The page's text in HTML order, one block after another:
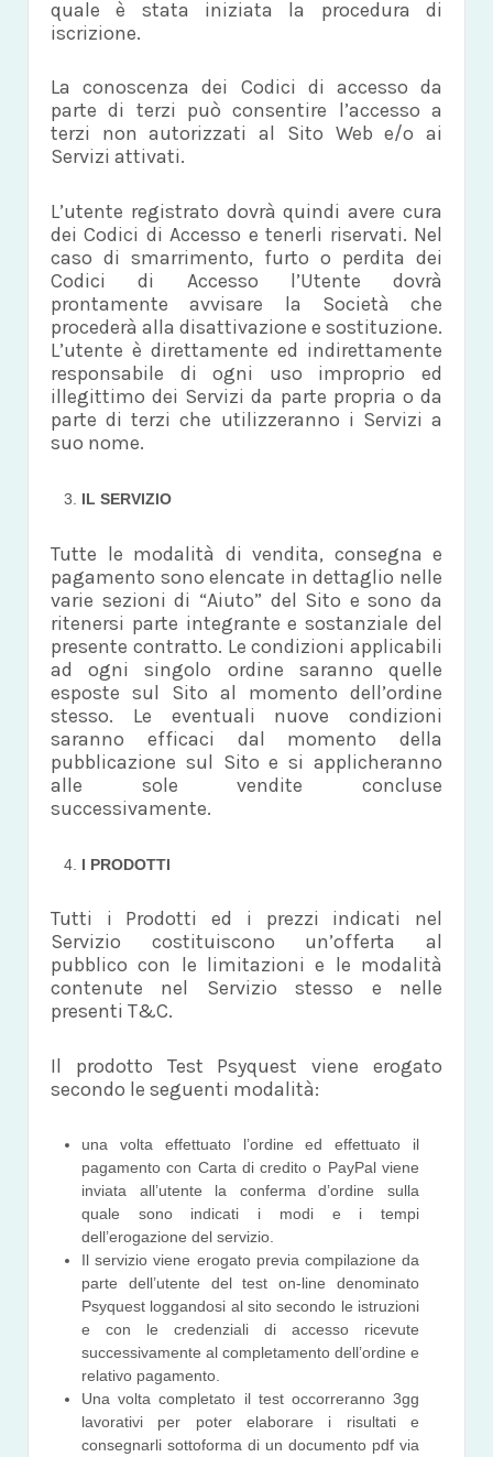
quale è stata iniziata la procedura di
iscrizione.
La conoscenza dei Codici di accesso da
parte di terzi può consentire l’accesso a
terzi non autorizzati al Sito Web e/o ai
Servizi attivati.
L’utente registrato dovrà quindi avere cura
dei Codici di Accesso e tenerli riservati. Nel
caso di smarrimento, furto o perdita dei
Codici di Accesso l’Utente dovrà
prontamente avvisare la Società che
procederà alla disattivazione e sostituzione.
L’utente è direttamente ed indirettamente
responsabile di ogni uso improprio ed
illegittimo dei Servizi da parte propria o da
parte di terzi che utilizzeranno i Servizi a
suo nome.
IL SERVIZIO
Tutte le modalità di vendita, consegna e
pagamento sono elencate in dettaglio nelle
varie sezioni di “Aiuto” del Sito e sono da
ritenersi parte integrante e sostanziale del
presente contratto. Le condizioni applicabili
ad ogni singolo ordine saranno quelle
esposte sul Sito al momento dell’ordine
stesso. Le eventuali nuove condizioni
saranno efficaci dal momento della
pubblicazione sul Sito e si applicheranno
alle sole vendite concluse
successivamente.
I PRODOTTI
Tutti i Prodotti ed i prezzi indicati nel
Servizio costituiscono un’offerta al
pubblico con le limitazioni e le modalità
contenute nel Servizio stesso e nelle
presenti T&C.
Il prodotto Test Psyquest viene erogato
secondo le seguenti modalità:
una volta effettuato l’ordine ed effettuato il
pagamento con Carta di credito o PayPal viene
inviata all’utente la conferma d’ordine sulla
quale sono indicati i modi e i tempi
dell’erogazione del servizio.
Il servizio viene erogato previa compilazione da
parte dell’utente del test on-line denominato
Psyquest loggandosi al sito secondo le istruzioni
e con le credenziali di accesso ricevute
successivamente al completamento dell’ordine e
relativo pagamento.
Una volta completato il test occorreranno 3gg
lavorativi per poter elaborare i risultati e
consegnarli sottoforma di un documento pdf via